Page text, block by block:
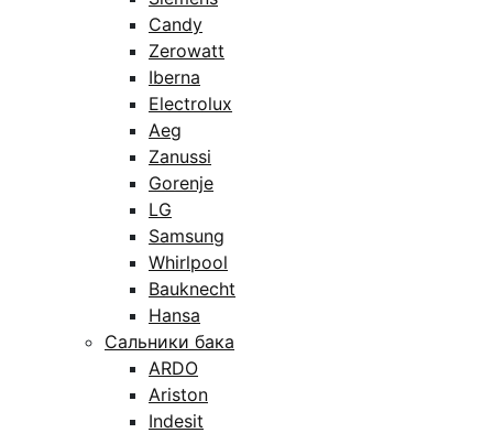
Candy
Zerowatt
Iberna
Electrolux
Aeg
Zanussi
Gorenje
LG
Samsung
Whirlpool
Bauknecht
Hansa
Сальники бака
ARDO
Ariston
Indesit